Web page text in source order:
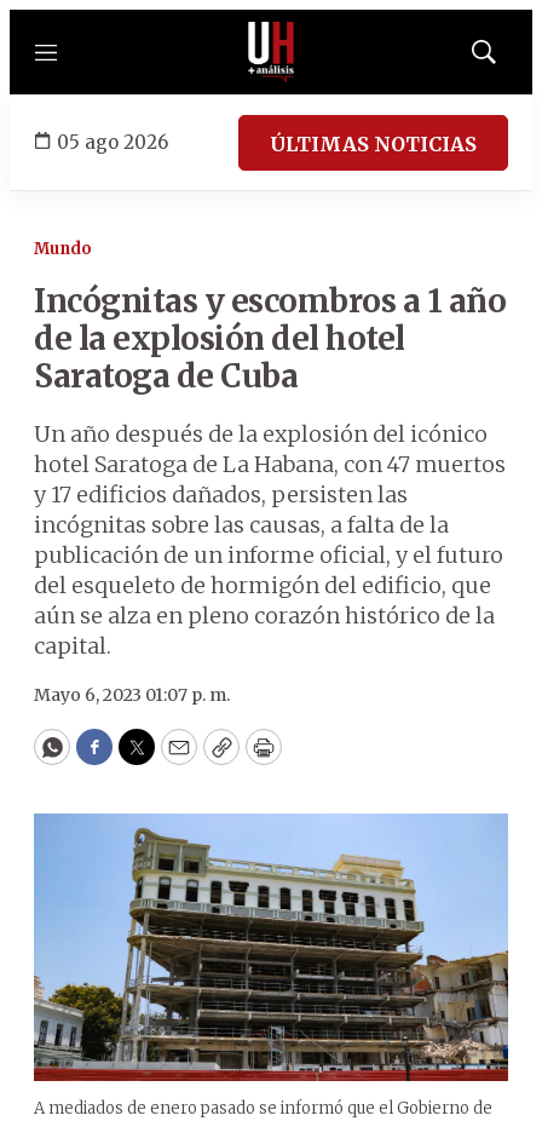
Menú
Mostrar
05 ago 2026 ÚLTIMAS NOTICIAS
Mundo
Incógnitas y escombros a 1 año
de la explosión del hotel
Saratoga de Cuba
Un año después de la explosión del icónico
hotel Saratoga de La Habana, con 47 muertos
y 17 edificios dañados, persisten las
incógnitas sobre las causas, a falta de la
publicación de un informe oficial, y el futuro
del esqueleto de hormigón del edificio, que
aún se alza en pleno corazón histórico de la
capital.
Mayo 6, 2023 01:07 p. m.
WhatsApp
Facebook
Twitter
EmailCopyPrint
A mediados de enero pasado se informó que el Gobierno de